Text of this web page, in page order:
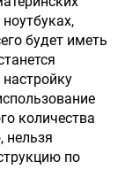
будет иметь
количества
нельзя
по